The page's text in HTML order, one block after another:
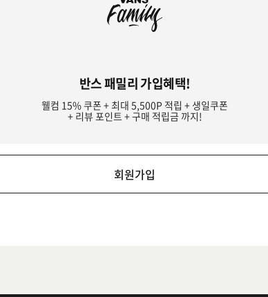
반스 패밀리 가입혜택!
웰컴 15% 쿠폰 + 최대 5,500P 적립 + 생일쿠폰
+ 리뷰 포인트 + 구매 적립금 까지!
회원가입